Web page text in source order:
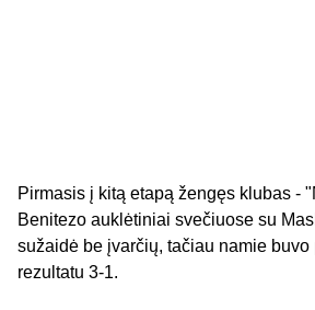
Pirmasis į kitą etapą žengęs klubas -
Benitezo auklėtiniai svečiuose su
sužaidė be įvarčių, tačiau namie
rezultatu 3-1.